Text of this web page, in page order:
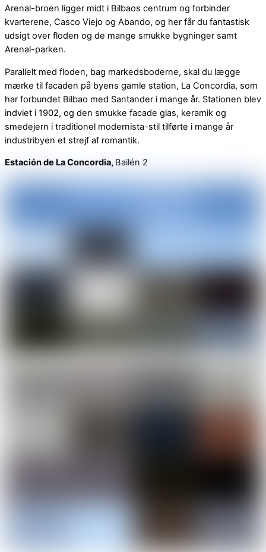
Arenal-broen ligger midt i Bilbaos centrum og forbinder
kvarterene, Casco Viejo og Abando, og her får du fantastisk
udsigt over floden og de mange smukke bygninger samt
Arenal-parken.
Parallelt med floden, bag markedsboderne, skal du lægge
mærke til facaden på byens gamle station, La Concordia, som
har forbundet Bilbao med Santander i mange år. Stationen blev
indviet i 1902, og den smukke facade glas, keramik og
smedejern i traditionel modernista-stil tilførte i mange år
industribyen et strejf af romantik.
Estación de La Concordia, Bailén 2